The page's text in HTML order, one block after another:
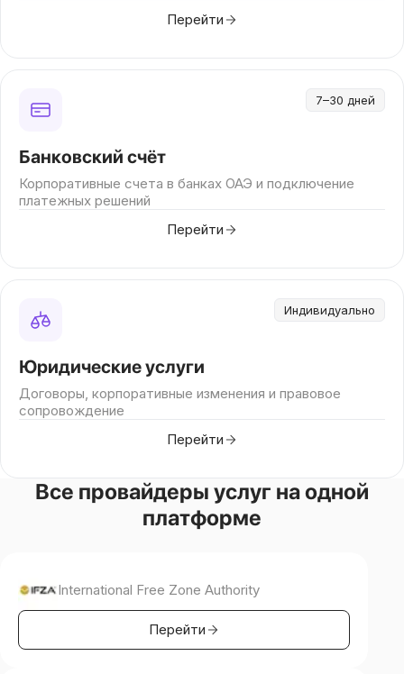
Перейти
7–30 дней
Банковский счёт
Корпоративные счета в банках ОАЭ и подключение
платежных решений
Перейти
Индивидуально
Юридические услуги
Договоры, корпоративные изменения и правовое
сопровождение
Перейти
Все провайдеры услуг на одной
платформе
International Free Zone Authority
Перейти